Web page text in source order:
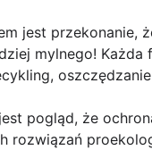
jest
mylnego!
pogląd, że
rozwiązań